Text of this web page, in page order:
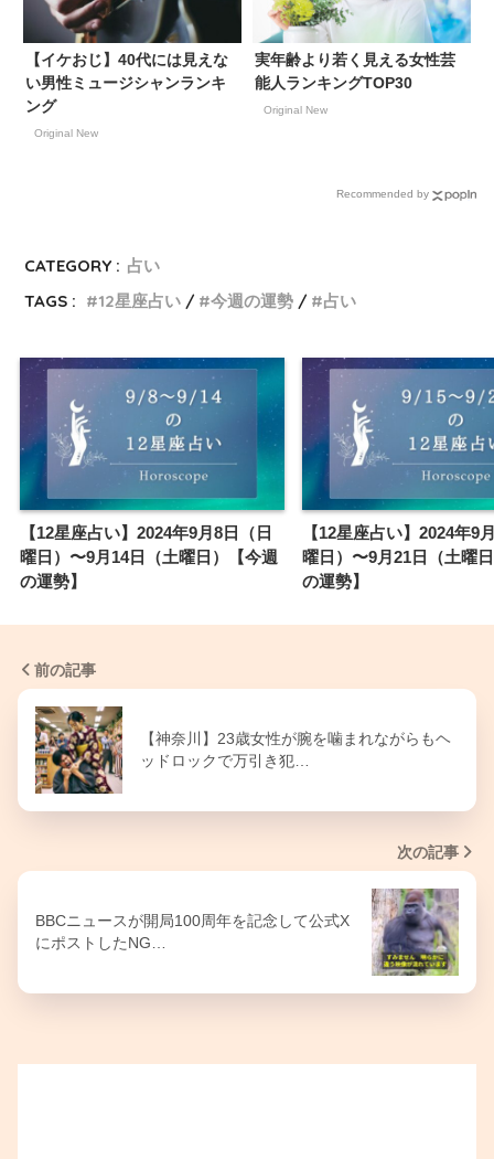
【イケおじ】40代には見えな
い男性ミュージシャンランキ
ング
Original New
実年齢より若く見える女性芸
能人ランキングTOP30
Original New
Recommended by
CATEGORY : 占い
TAGS :
12星座占い 今週の運勢 占い
【12星座占い】2024年9月8日（日
曜日）〜9月14日（土曜日）【今週
の運勢】
【12星座占い】2024年9
曜日）〜9月21日（土曜
の運勢】
前の記事
【神奈川】23歳女性が腕を噛まれながらもヘ
ッドロックで万引き犯…
次の記事
BBCニュースが開局100周年を記念して公式X
にポストしたNG…